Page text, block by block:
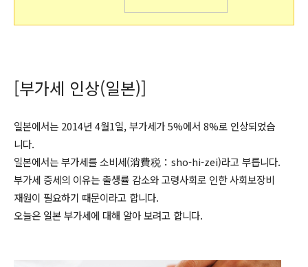
[부가세 인상(일본)]
일본에서는 2014년 4월1일, 부가세가 5%에서 8%로 인상되었습
니다.
일본에서는 부가세를 소비세(消費税 ：sho-hi-zei)라고 부릅니다.
부가세 증세의 이유는 출생률 감소와 고령사회로 인한 사회보장비
재원이 필요하기 때문이라고 합니다.
오늘은 일본 부가세에 대해 알아 보려고 합니다.